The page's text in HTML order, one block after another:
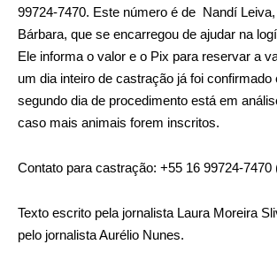
99724-7470. Este número é de Nandí
Bárbara, que se encarregou de ajudar na
Ele informa o valor e o Pix para reservar a
um dia inteiro de castração já foi confirmado
segundo dia de procedimento está em
caso mais animais forem inscritos.
Contato para castração: +55 16 99724-7470
Texto escrito pela jornalista Laura Moreira
pelo jornalista Aurélio Nunes.